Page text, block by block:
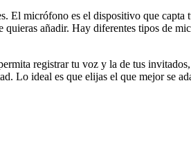
El micrófono es el dispositivo que
añadir. Hay diferentes tipos de
registrar tu voz y la de tus
Lo ideal es que elijas el que mejor se